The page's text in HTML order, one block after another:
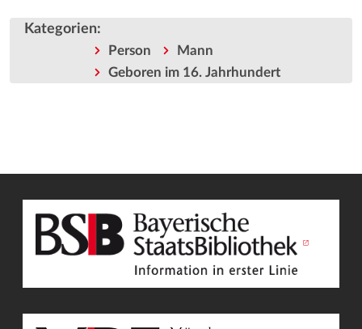
Kategorien:
Person
Mann
Geboren im 16. Jahrhundert